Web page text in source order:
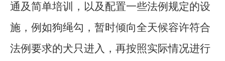
通及简单培训，以及配置一些法例规定的设
施，例如狗绳勾，暂时倾向全天候容许符合
法例要求的犬只进入，再按照实际情况进行